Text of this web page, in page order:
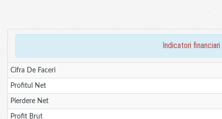
indicatori financiari
Cifra De Faceri
Profitul Net
Pierdere Net
Profit Brut